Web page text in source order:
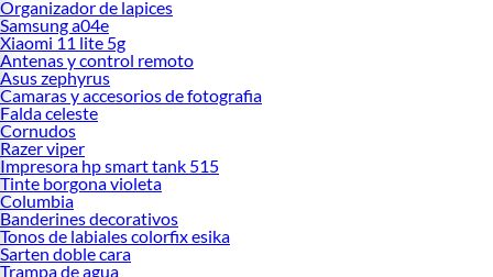
Organizador de lapices
Samsung a04e
Xiaomi 11 lite 5g
Antenas y control remoto
Asus zephyrus
Camaras y accesorios de fotografia
Falda celeste
Cornudos
Razer viper
Impresora hp smart tank 515
Tinte borgona violeta
Columbia
Banderines decorativos
Tonos de labiales colorfix esika
Sarten doble cara
Trampa de agua